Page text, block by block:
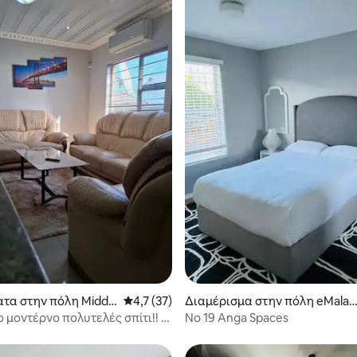
στα 5, 4 κριτικές
στην πόλη Midde Μέση βαθμολογία: 4,7 στα 5, 37 κριτικές
4,7 (37)
πολυτελές σπίτι!! -
Διαμέρισμα στην πόλη eMalahl
eni
No 19 Anga Spaces